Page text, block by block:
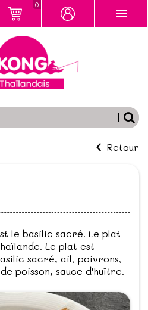
0
Retour
le basilic sacré. Le plat
Le plat est
sacré, ail, poivrons,
poisson, sauce d'huître.